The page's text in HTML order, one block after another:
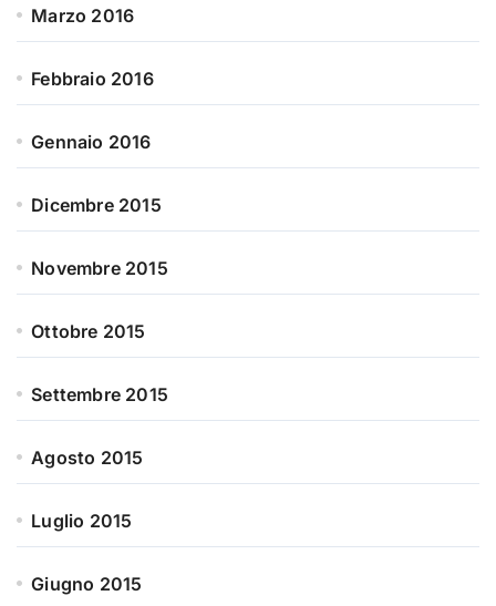
Marzo 2016
Febbraio 2016
Gennaio 2016
Dicembre 2015
Novembre 2015
Ottobre 2015
Settembre 2015
Agosto 2015
Luglio 2015
Giugno 2015